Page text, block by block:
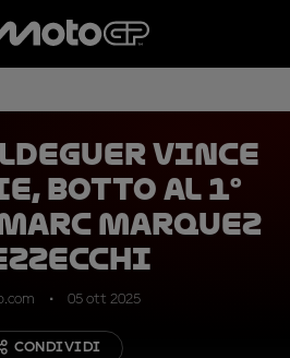
vince
botto al 1°
Marquez
05 ott 2025
CONDIVIDI